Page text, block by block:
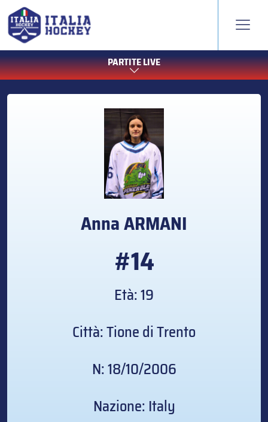
PARTITE LIVE
AnnaARMANI
#14
Età: 19
Città: Tione di Trento
N: 18/10/2006
Nazione: Italy